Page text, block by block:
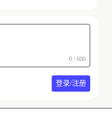
0 / 600
登录/注册